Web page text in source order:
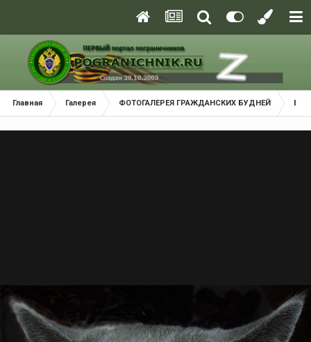
Главная Галерея ФОТОГАЛЕРЕЯ ГРАЖДАНСКИХ БУДНЕЙ В